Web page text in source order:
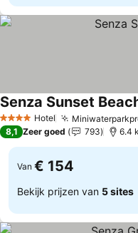
4 SterrenHotel
Senza Sunset
8,1 Zeer goed 793 6.4
Van € 154
Bekijk prijzen van 5 sites